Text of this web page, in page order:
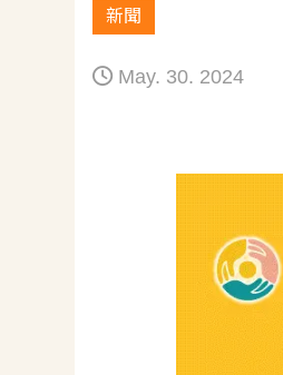
新聞
May. 30. 2024